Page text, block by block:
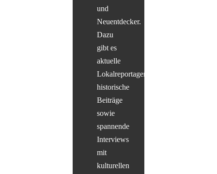
und
Neuentdecker.
Dazu
gibt es
aktuelle
Lokalreportagen,
historische
Beiträge
sowie
spannende
Interviews
mit
kulturellen